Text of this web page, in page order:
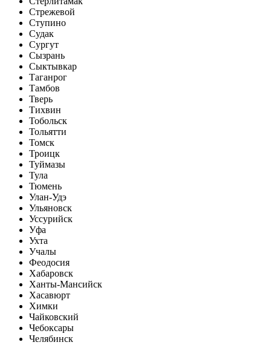
Стрежевой
Ступино
Судак
Сургут
Сызрань
Сыктывкар
Таганрог
Тамбов
Тверь
Тихвин
Тобольск
Тольятти
Томск
Троицк
Туймазы
Тула
Тюмень
Улан-Удэ
Ульяновск
Уссурийск
Уфа
Ухта
Учалы
Феодосия
Хабаровск
Ханты-Мансийск
Хасавюрт
Химки
Чайковский
Чебоксары
Челябинск